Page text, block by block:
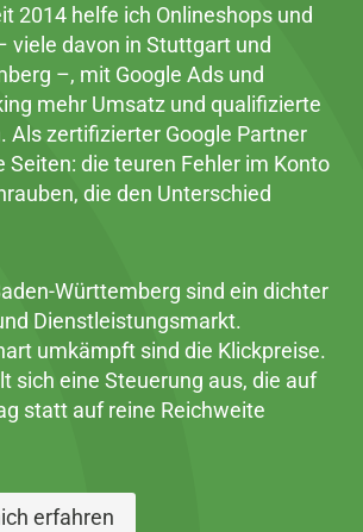
2014 helfe ich Onlineshops und
viele davon in Stuttgart und
–, mit Google Ads und
mehr Umsatz und qualifizierte
Als zertifizierter Google Partner
Seiten: die teuren Fehler im Konto
die den Unterschied
Württemberg sind ein dichter
Dienstleistungsmarkt.
umkämpft sind die Klickpreise.
sich eine Steuerung aus, die auf
statt auf reine Reichweite
erfahren